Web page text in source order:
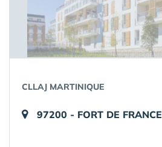
CLLAJ MARTINIQUE
97200 - FORT DE FRANCE